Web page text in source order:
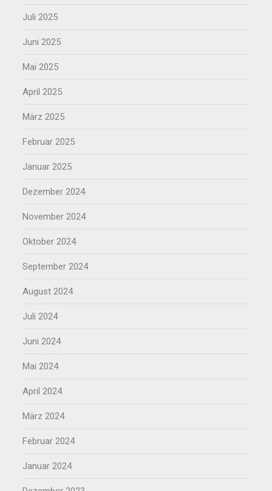
Juli 2025
Juni 2025
Mai 2025
April 2025
März 2025
Februar 2025
Januar 2025
Dezember 2024
November 2024
Oktober 2024
September 2024
August 2024
Juli 2024
Juni 2024
Mai 2024
April 2024
März 2024
Februar 2024
Januar 2024